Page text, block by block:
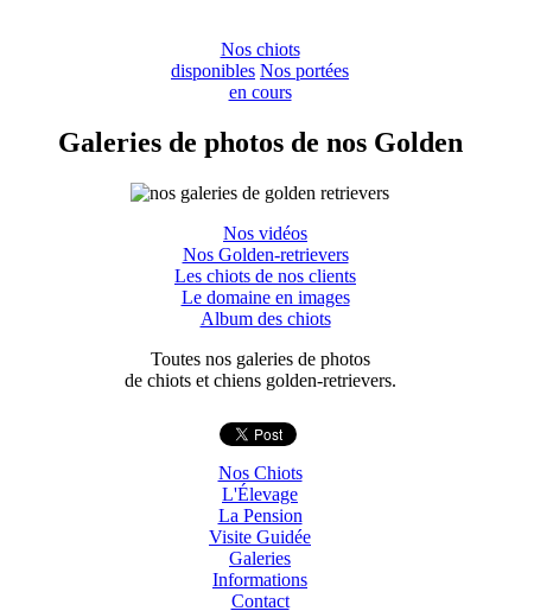
Nos chiots
disponibles Nos portées
en cours
Galeries de photos de nos Golden
Nos vidéos
Nos Golden-retrievers
Les chiots de nos clients
Le domaine en images
Album des chiots
Toutes nos galeries de photos
de chiots et chiens golden-retrievers.
Nos Chiots
L'Élevage
La Pension
Visite Guidée
Galeries
Informations
Contact